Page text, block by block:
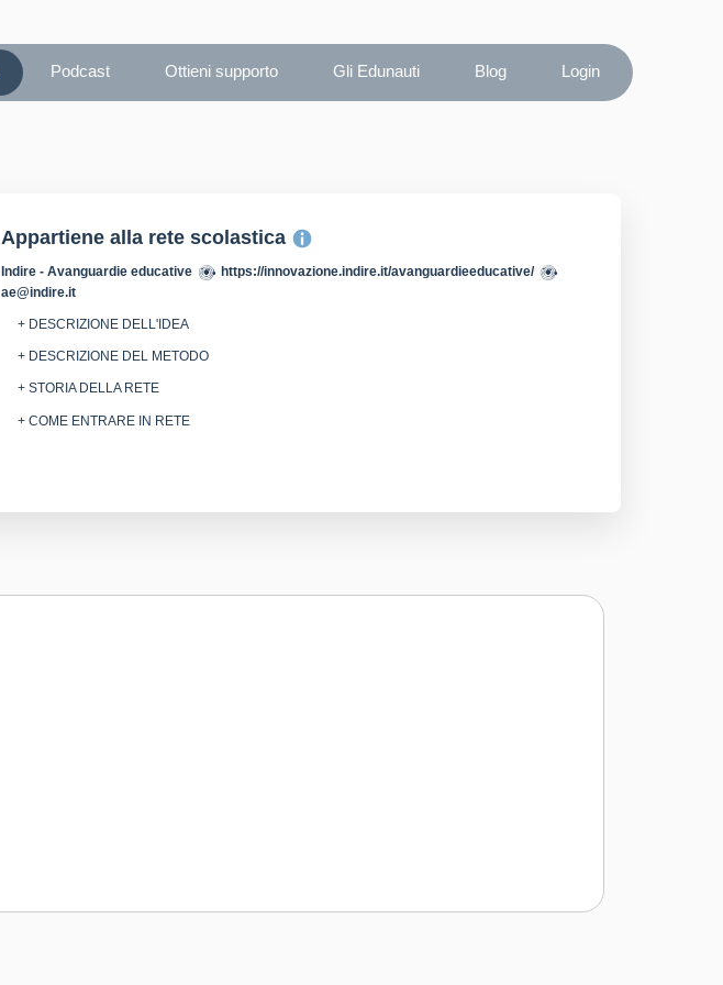
Podcast Ottieni supporto Gli Edunauti Blog Login
Appartiene alla rete scolastica
Indire - Avanguardie educative
https://innovazione.indire.it/avanguardieeducative/
ae@indire.it
+ DESCRIZIONE DELL'IDEA
+ DESCRIZIONE DEL METODO
+ STORIA DELLA RETE
+ COME ENTRARE IN RETE